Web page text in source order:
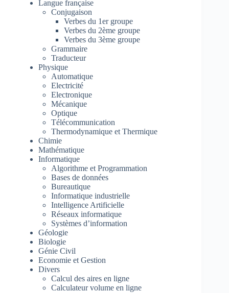
Langue française
Conjugaison
Verbes du 1er groupe
Verbes du 2ème groupe
Verbes du 3ème groupe
Grammaire
Traducteur
Physique
Automatique
Electricité
Electronique
Mécanique
Optique
Télécommunication
Thermodynamique et Thermique
Chimie
Mathématique
Informatique
Algorithme et Programmation
Bases de données
Bureautique
Informatique industrielle
Intelligence Artificielle
Réseaux informatique
Systèmes d’information
Géologie
Biologie
Génie Civil
Economie et Gestion
Divers
Calcul des aires en ligne
Calculateur volume en ligne